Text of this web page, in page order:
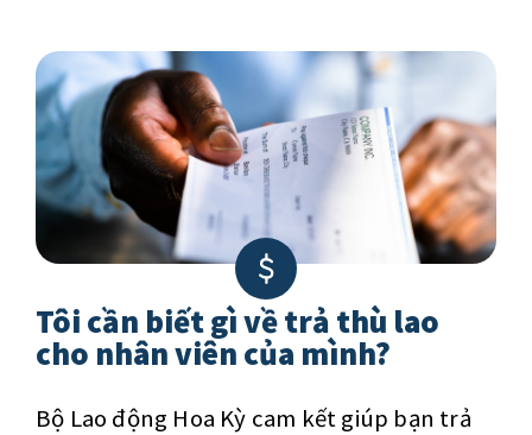
Tôi cần biết gì về trả thù lao
cho nhân viên của mình?
Bộ Lao động Hoa Kỳ cam kết giúp bạn trả